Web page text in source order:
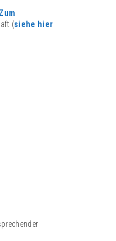
Zum
(siehe hier